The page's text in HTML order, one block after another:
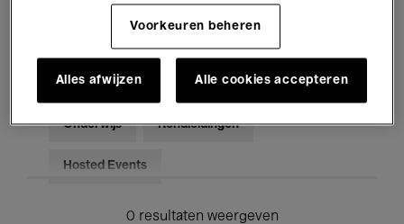
Voor iedereen Kids’ Palace
Onderwijs Rondleidingen
Hosted Events
0 resultaten weergeven
Voorkeuren beheren
Alles afwijzen Alle cookies accepteren